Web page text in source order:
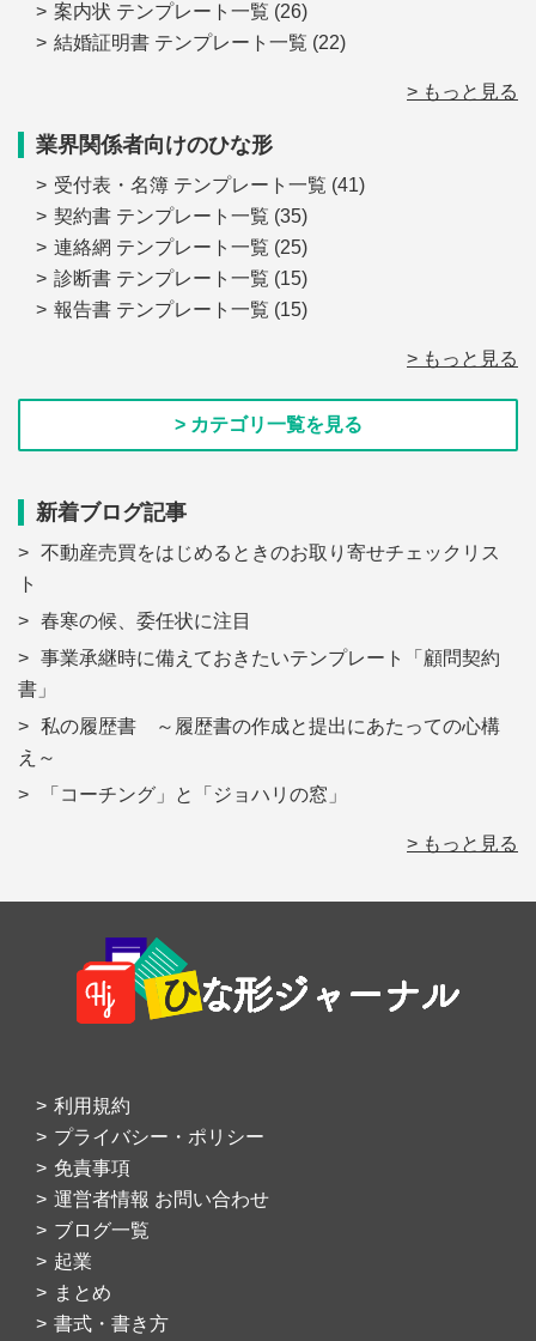
案内状 テンプレート一覧 (26)
結婚証明書 テンプレート一覧 (22)
> もっと見る
業界関係者向けのひな形
受付表・名簿 テンプレート一覧 (41)
契約書 テンプレート一覧 (35)
連絡網 テンプレート一覧 (25)
診断書 テンプレート一覧 (15)
報告書 テンプレート一覧 (15)
> もっと見る
> カテゴリ一覧を見る
新着ブログ記事
不動産売買をはじめるときのお取り寄せチェックリス
ト
春寒の候、委任状に注目
事業承継時に備えておきたいテンプレート「顧問契約
書」
私の履歴書 ～履歴書の作成と提出にあたっての心構
え～
「コーチング」と「ジョハリの窓」
> もっと見る
Footer
利用規約
プライバシー・ポリシー
免責事項
運営者情報 お問い合わせ
ブログ一覧
起業
まとめ
書式・書き方